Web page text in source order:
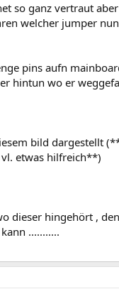
so ganz vertraut
welcher jumper
pins aufn
hintun wo er
bild dargestellt
etwas hilfreich**)
dieser hingehört ,
...........